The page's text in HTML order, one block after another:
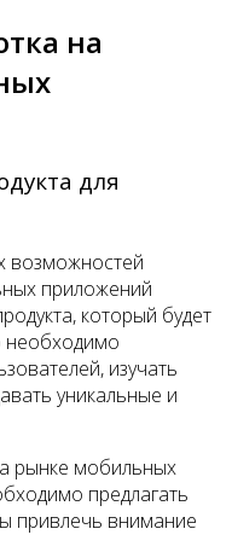
на
для
возможностей
приложений
который будет
необходимо
изучать
уникальные и
рынке мобильных
предлагать
привлечь внимание